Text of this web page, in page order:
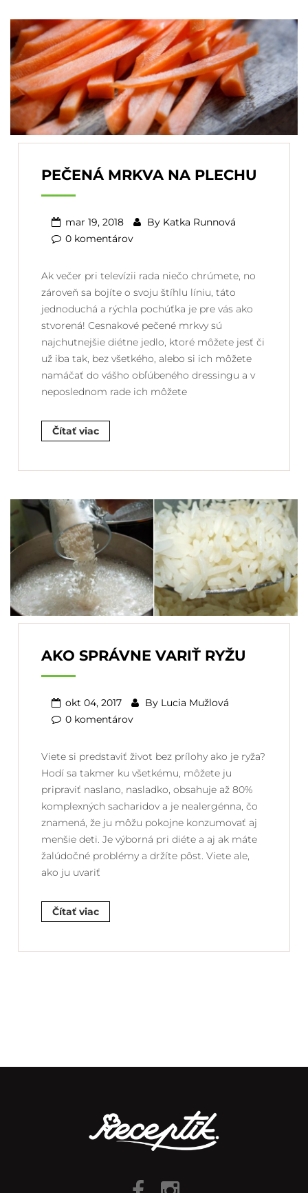
PEČENÁ MRKVA NA PLECHU
mar 19, 2018 By Katka Runnová
0 komentárov
Ak večer pri televízii rada niečo chrúmete, no
zároveň sa bojíte o svoju štíhlu líniu, táto
jednoduchá a rýchla pochúťka je pre vás ako
stvorená! Cesnakové pečené mrkvy sú
najchutnejšie diétne jedlo, ktoré môžete jesť či
už iba tak, bez všetkého, alebo si ich môžete
namáčať do vášho obľúbeného dressingu a v
neposlednom rade ich môžete
Čítať viac
AKO SPRÁVNE VARIŤ RYŽU
okt 04, 2017 By Lucia Mužlová
0 komentárov
Viete si predstaviť život bez prílohy ako je ryža?
Hodí sa takmer ku všetkému, môžete ju
pripraviť naslano, nasladko, obsahuje až 80%
komplexných sacharidov a je nealergénna, čo
znamená, že ju môžu pokojne konzumovať aj
menšie deti. Je výborná pri diéte a aj ak máte
žalúdočné problémy a držíte pôst. Viete ale,
ako ju uvariť
Čítať viac